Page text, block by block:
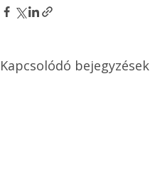
Kapcsolódó bejegyzések